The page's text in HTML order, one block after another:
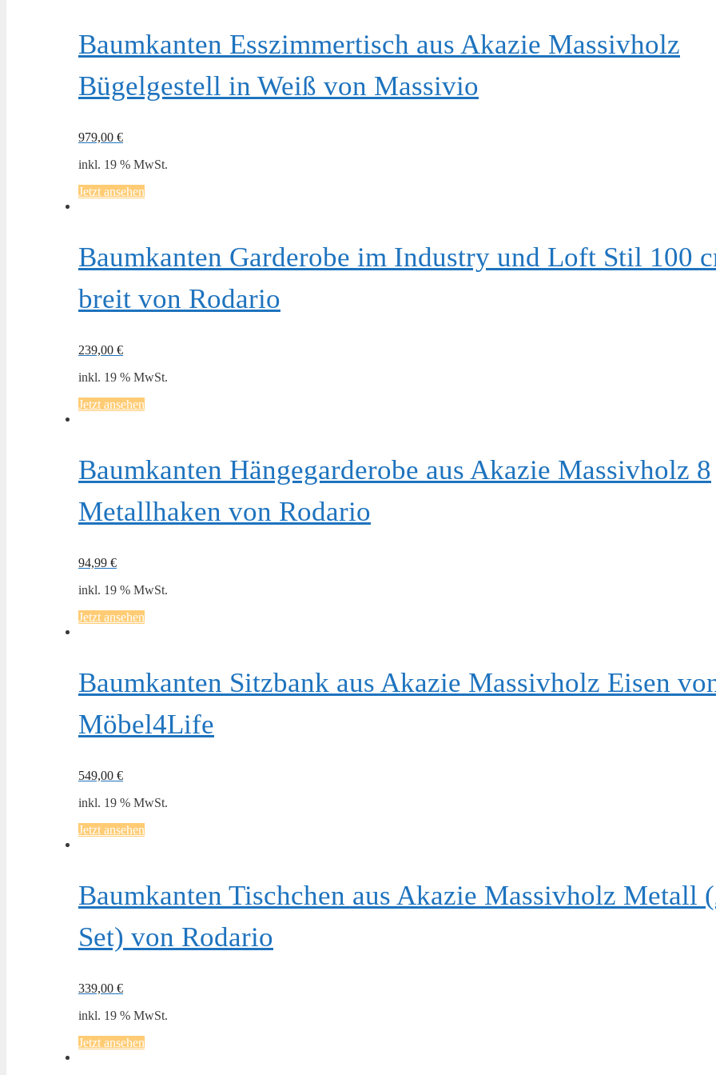
Baumkanten Esszimmertisch aus Akazie Massivholz
Bügelgestell in Weiß von Massivio
979,00 €
inkl. 19 % MwSt.
Jetzt ansehen
Baumkanten Garderobe im Industry und Loft Stil 100
breit von Rodario
239,00 €
inkl. 19 % MwSt.
Jetzt ansehen
Baumkanten Hängegarderobe aus Akazie Massivholz 8
Metallhaken von Rodario
94,99 €
inkl. 19 % MwSt.
Jetzt ansehen
Baumkanten Sitzbank aus Akazie Massivholz Eisen
Möbel4Life
549,00 €
inkl. 19 % MwSt.
Jetzt ansehen
Baumkanten Tischchen aus Akazie Massivholz Metall
Set) von Rodario
339,00 €
inkl. 19 % MwSt.
Jetzt ansehen